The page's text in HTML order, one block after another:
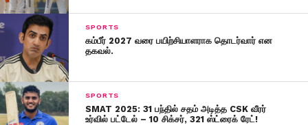
SPORTS
கம்பீர் 2027 வரை பயிற்சியாளராக தொடர்வார் என
தகவல்.
SPORTS
SMAT 2025: 31 பந்தில் சதம் அடித்த CSK வீரர்
உர்வில் பட்டேல் – 10 சிக்சர், 321 ஸ்ட்ரைக் ரேட்!